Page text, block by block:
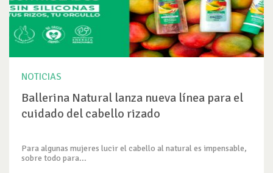
NOTICIAS
Ballerina Natural lanza nueva línea para el
cuidado del cabello rizado
Para algunas mujeres lucir el cabello al natural es impensable,
sobre todo para...